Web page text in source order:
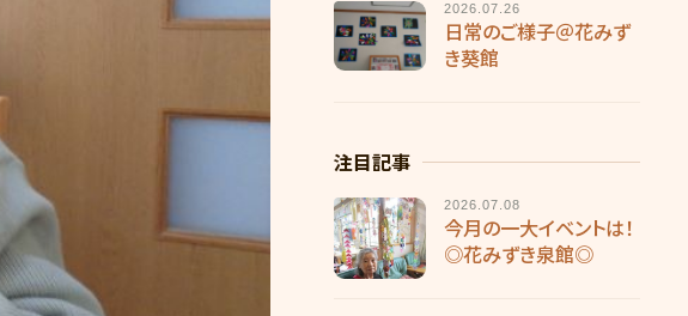
2026.07.26
日常のご様子＠花みず
き葵館
注目記事
2026.07.08
今月の一大イベントは！
◎花みずき泉館◎